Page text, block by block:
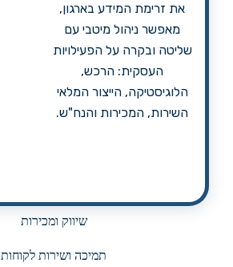
שיווק ומכירות
תמיכה ושירות לקוחות
את זרימת המידע בארגון,
מאפשר ניהול מיטבי עם
שליטה ובקרה על הפעילויות
העסקית: הרכש,
הלוגיסטיקה, הייצור המלאי
השירות, המכירות והנח"ש.